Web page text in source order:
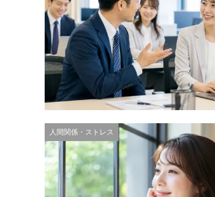
人間関係・ストレス